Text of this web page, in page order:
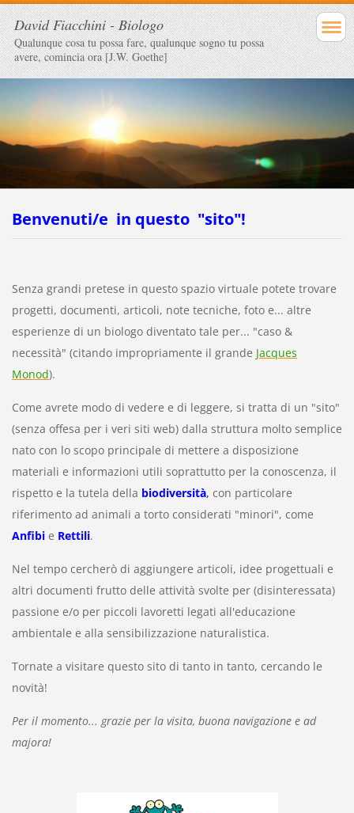
David Fiacchini - Biologo
Qualunque cosa tu possa fare, qualunque sogno tu possa
avere, comincia ora [J.W. Goethe]
Benvenuti/e in questo "sito"!
Senza grandi pretese in questo spazio virtuale potete trovare
progetti, documenti, articoli, note tecniche, foto e... altre
esperienze di un biologo diventato tale per... "caso &
necessità" (citando impropriamente il grande Jacques
Monod).
Come avrete modo di vedere e di leggere, si tratta di un "sito"
(senza offesa per i veri siti web) dalla struttura molto semplice
nato con lo scopo principale di mettere a disposizione
materiali e informazioni utili soprattutto per la conoscenza, il
rispetto e la tutela della biodiversità, con particolare
riferimento ad animali a torto considerati "minori", come
Anfibi e Rettili.
Nel tempo cercherò di aggiungere articoli, idee progettuali e
altri documenti frutto delle attività svolte per (disinteressata)
passione e/o per piccoli lavoretti legati all'educazione
ambientale e alla sensibilizzazione naturalistica.
Tornate a visitare questo sito di tanto in tanto, cercando le
novità!
Per il momento... grazie per la visita, buona navigazione e ad
majora!